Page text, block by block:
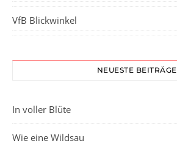
VfB Blickwinkel
NEUESTE BEITRÄGE
In voller Blüte
Wie eine Wildsau